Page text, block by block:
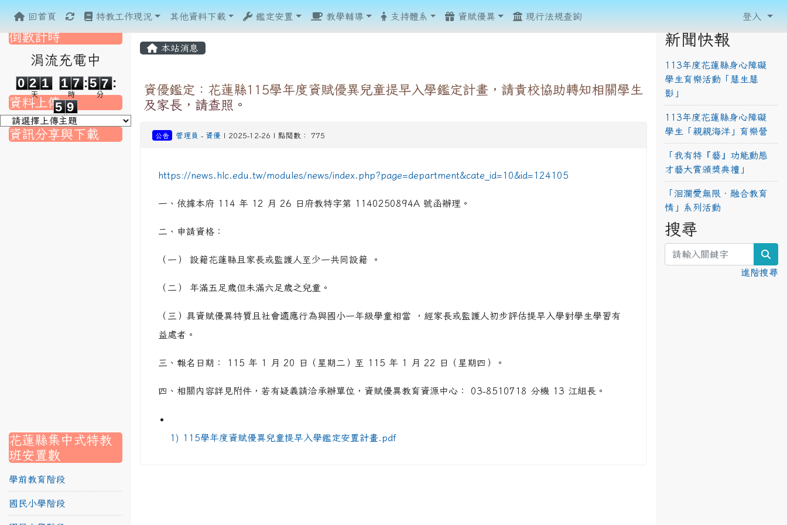
本站消息
資優鑑定：花蓮縣115學年度資賦優異兒童提早入學鑑定計畫，請貴校協助轉知相關學生
及家長，請查照。
公告 管理員 - 資優 | 2025-12-26 | 點閱數： 775
https://news.hlc.edu.tw/modules/news/index.php?page=department&cate_id=10&id=124105
一、依據本府 114 年 12 月 26 日府教特字第 1140250894A 號函辦理。
二、申請資格：
（一） 設籍花蓮縣且家長或監護人至少一共同設籍 。
（二） 年滿五足歲但未滿六足歲之兒童。
（三）具資賦優異特質且社會適應行為與國小一年級學童相當 ，經家長或監護人初步評估提早入學對學生學習有
益處者。
三、報名日期： 115 年 1 月 20 日（星期二）至 115 年 1 月 22 日（星期四）。
四、相關內容詳見附件，若有疑義請洽承辦單位，資賦優異教育資源中心： 03-8510718 分機 13 江組長。
1) 115學年度資賦優異兒童提早入學鑑定安置計畫.pdf
倒數計時
涓流充電中
0
2
2
1
1
天
1
1
7
7
時
:
5
5 7
分
:
5
5
9
9
秒
資料上傳
資訊分享與下載
link to https://srec.hlc.edu.tw/modules/tadnews/page.php?ncsn=110&nsn=960
link to https://srec.hlc.edu.tw/modules/tadnews/page.php?ncsn=110&nsn=960
link to https://srec.hlc.edu.tw/modules/tadnews/page.php?ncsn=107
link to https://srec.hlc.edu.tw/modules/tadnews/page.php?ncsn=107
to https://srec.hlc.edu.tw/modules/tadnews/page.php?ncsn=42
link to https://srec.hlc.edu.tw/modules/tadnews/page.php?ncsn=111
link to https://srec.hlc.edu.tw/modules/tadnews/page.php?ncsn=42
link to https://srec.hlc.edu.tw/modules/tadnews/page.php?ncsn=42
link to https://srec.hlc.edu.tw/modules/tadnews/page.php?ncsn=79
link to https://srec.hlc.edu.tw/modules/tadnews/page.php?ncsn=88
link to https://srec.hlc.edu.tw/modules/tadnews/page.php?ncsn=112&nsn=967
link to https://srec.hlc.edu.tw/modules/tadnews/page.php?ncsn=31
link to https://srec.hlc.edu.tw/modules/tadnews/page.php?ncsn=43
link to https://srec.hlc.edu.tw/modules/tadnews/page.php?ncsn=107
link to https://srec.hlc.edu.tw/modules/tadnews/page.php?ncsn=43
花蓮縣集中式特教
班安置數
學前教育階段
國民小學階段
新聞快報
113年度花蓮縣身心障礙
學生育樂活動「慧生慧
影」
113年度花蓮縣身心障礙
學生「親親海洋」育樂營
「我有特『藝』功能動態
才藝大賞頒獎典禮」
「洄瀾愛無限‧融合教育
情」系列活動
搜尋
進階搜尋
回首頁 重新取得佈景設定
特教工作現況 其他資料下載 鑑定安置 教學輔導 支持體系 資賦優異 現行法規查詢 登入